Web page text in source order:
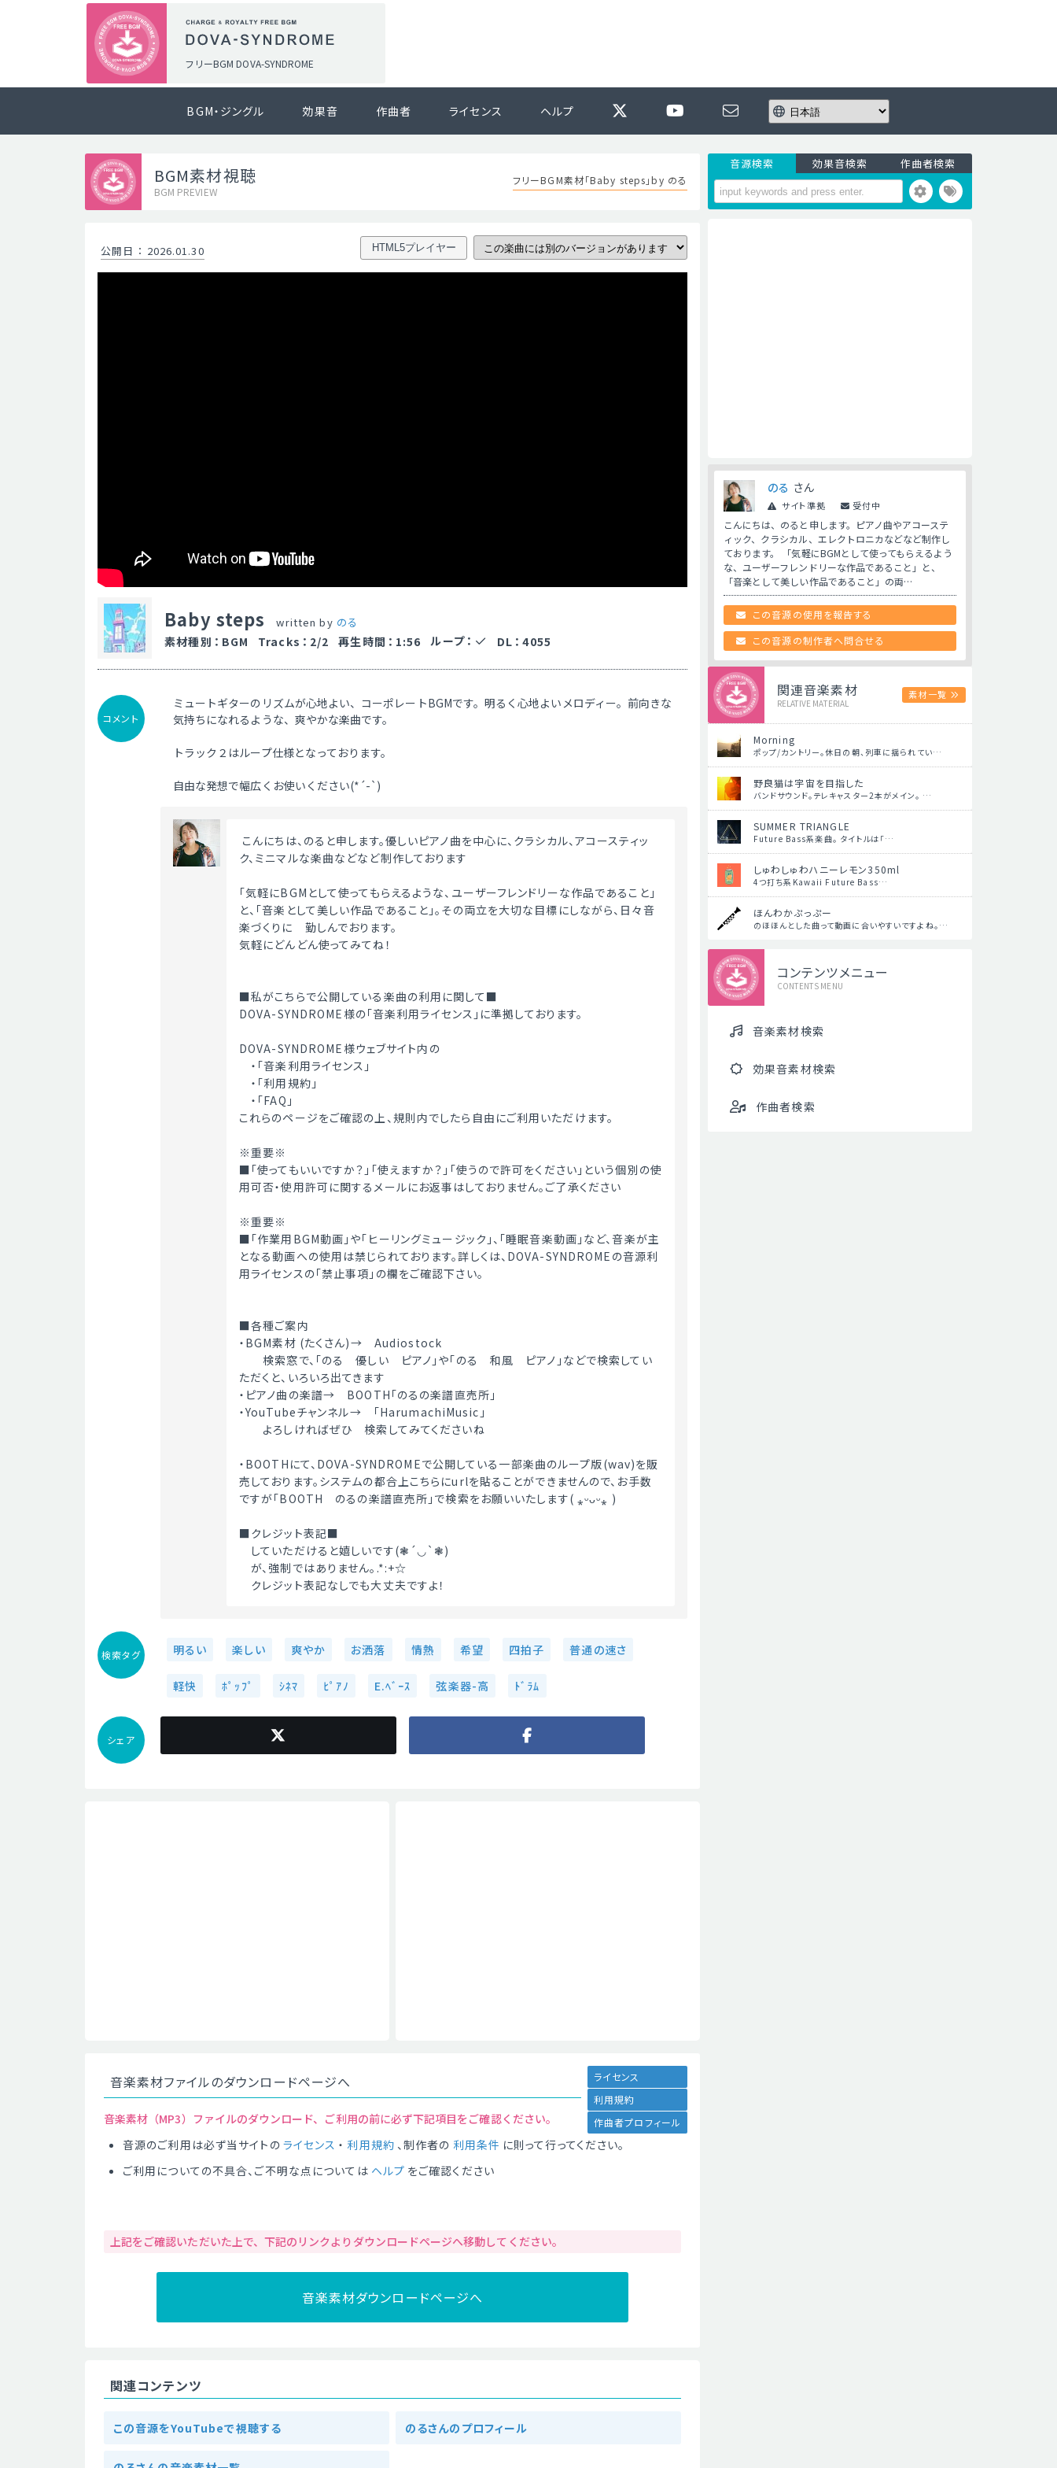
フリーBGM DOVA-SYNDROME
BGM・ジングル 効果音 作曲者 ライセンス ヘルプ
BGM素材視聴
BGM PREVIEW
フリーBGM素材「Baby steps」by のる
公開日 ： 2026.01.30 HTML5プレイヤー
Baby steps written by のる
素材種別 ： BGM Tracks ： 2/2 再生時間 ： 1:56 ループ ： DL ： 4055
コメント
ミュートギターのリズムが心地よい、コーポレートBGMです。明るく心地よいメロディー。前向きな
気持ちになれるような、爽やかな楽曲です。
トラック２はループ仕様となっております。
自由な発想で幅広くお使いください(*´-`)
ク、ミニマルな楽曲などなど制作しております
「気軽にBGMとして使ってもらえるような、ユーザーフレンドリーな作品であること」
と、「音楽として美しい作品であること」。その両立を大切な目標にしながら、日々音
楽づくりに　勤しんでおります。
気軽にどんどん使ってみてね！
■私がこちらで公開している楽曲の利用に関して■
DOVA-SYNDROME様の「音楽利用ライセンス」に準拠しております。
DOVA-SYNDROME様ウェブサイト内の
・「音楽利用ライセンス」
・「利用規約」
・「FAQ」
これらのページをご確認の上、規則内でしたら自由にご利用いただけます。
※重要※
■「使ってもいいですか？」「使えますか？」「使うので許可をください」という個別の使
用可否・使用許可に関するメールにお返事はしておりません。ご了承ください
※重要※
■「作業用BGM動画」や「ヒーリングミュージック」、「睡眠音楽動画」など、音楽が主
となる動画への使用は禁じられております。詳しくは、DOVA-SYNDROMEの音源利
用ライセンスの「禁止事項」の欄をご確認下さい。
■各種ご案内
・BGM素材 (たくさん)→　Audiostock
検索窓で、「のる　優しい　ピアノ」や「のる　和風　ピアノ」などで検索してい
ただくと、いろいろ出てきます
・ピアノ曲の楽譜→　BOOTH「のるの楽譜直売所」
・YouTubeチャンネル→　「HarumachiMusic」
よろしければぜひ　検索してみてくださいね
・BOOTHにて、DOVA-SYNDROMEで公開している一部楽曲のループ版(wav)を販
売しております。システムの都合上こちらにurlを貼ることができませんので、お手数
ですが「BOOTH　のるの楽譜直売所」で検索をお願いいたします( ⁎ᵕᴗᵕ⁎ )
■クレジット表記■
していただけると嬉しいです(❃´◡`❃)
が、強制ではありません｡.*:+☆
クレジット表記なしでも大丈夫ですよ！
検索タグ 明るい 楽しい 爽やか お洒落 情熱 希望 四拍子 普通の速さ
軽快 ﾎﾟｯﾌﾟ ｼﾈﾏ ﾋﾟｱﾉ E.ﾍﾞｰｽ 弦楽器-高 ﾄﾞﾗﾑ
シェア
音楽素材ファイルのダウンロードページへ
ライセンス
利用規約
作曲者プロフィール
音楽素材（MP3）ファイルのダウンロード、ご利用の前に必ず下記項目をご確認ください。
音源のご利用は必ず当サイトの ライセンス ・ 利用規約 、制作者の 利用条件 に則って行ってください。
ご利用についての不具合、ご不明な点については ヘルプ をご確認ください
上記をご確認いただいた上で、下記のリンクよりダウンロードページへ移動してください。
音楽素材ダウンロードページへ
関連コンテンツ
この音源をYouTubeで視聴する のるさんのプロフィール
音源検索 効果音検索 作曲者検索
のる さん
サイト準拠 受付中
こんにちは、のると申します。ピアノ曲やアコーステ
ィック、クラシカル、エレクトロニカなどなど制作し
ております。 「気軽にBGMとして使ってもらえるよう
な、ユーザーフレンドリーな作品であること」と、
「音楽として美しい作品であること」の両…
この音源の使用を報告する
この音源の制作者へ問合せる
関連音楽素材
RELATIVE MATERIAL
素材一覧
Morning
ポップ/カントリー。休日の朝、列車に揺られてい…
野良猫は宇宙を目指した
バンドサウンド。テレキャスター2本がメイン。 …
SUMMER TRIANGLE
Future Bass系楽曲。 タイトルは「…
しゅわしゅわハニーレモン350ml
4つ打ち系Kawaii Future Bass…
ほんわかぷっぷー
のほほんとした曲って動画に合いやすいですよね。…
コンテンツメニュー
CONTENTS MENU
音楽素材検索
効果音素材検索
作曲者検索